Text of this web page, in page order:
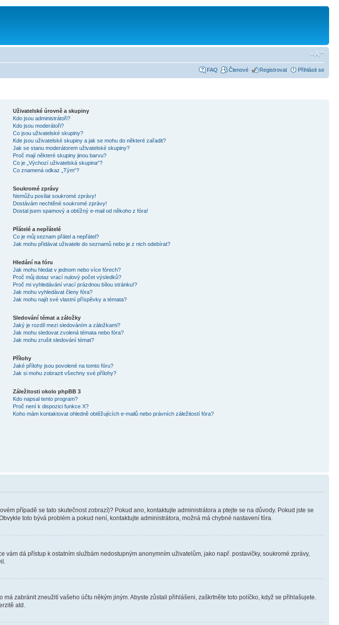
FAQ Členové Registrovat Přihlásit se
Uživatelské úrovně a skupiny
Kdo jsou administrátoři?
Kdo jsou moderátoři?
Co jsou uživatelské skupiny?
Kde jsou uživatelské skupiny a jak se mohu do některé zařadit?
Jak se stanu moderátorem uživatelské skupiny?
Proč mají některé skupiny jinou barvu?
Co je „Výchozí uživatelská skupina“?
Co znamená odkaz „Tým“?
Soukromé zprávy
Nemůžu posílat soukromé zprávy!
Dostávám nechtěné soukromé zprávy!
Dostal jsem spamový a obtížný e-mail od někoho z fóra!
Přátelé a nepřátelé
Co je můj seznam přátel a nepřátel?
Jak mohu přidávat uživatele do seznamů nebo je z nich odebírat?
Hledání na fóru
Jak mohu hledat v jednom nebo více fórech?
Proč můj dotaz vrací nulový počet výsledků?
Proč mi vyhledávání vrací prázdnou bílou stránku!?
Jak mohu vyhledávat členy fóra?
Jak mohu najít své vlastní příspěvky a témata?
Sledování témat a záložky
Jaký je rozdíl mezi sledováním a záložkami?
Jak mohu sledovat zvolená témata nebo fóra?
Jak mohu zrušit sledování témat?
Přílohy
Jaké přílohy jsou povolené na tomto fóru?
Jak si mohu zobrazit všechny své přílohy?
Záležitosti okolo phpBB 3
Kdo napsal tento program?
Proč není k dispozici funkce X?
Koho mám kontaktovat ohledně obtěžujících e-mailů nebo právních záležitostí fóra?
případě se tato skutečnost zobrazí)? Pokud ano, kontaktujte administrátora a ptejte se na důvody. Pokud jste se
toto bývá problém a pokud není, kontaktujte administrátora, možná má chybné nastavení fóra.
dá přístup k ostatním službám nedostupným anonymním uživatelům, jako např. postavičky, soukromé zprávy,
má zabránit zneužití vašeho účtu někým jiným. Abyste zůstali přihlášeni, zaškrtněte toto políčko, když se přihlašujete.
atd.